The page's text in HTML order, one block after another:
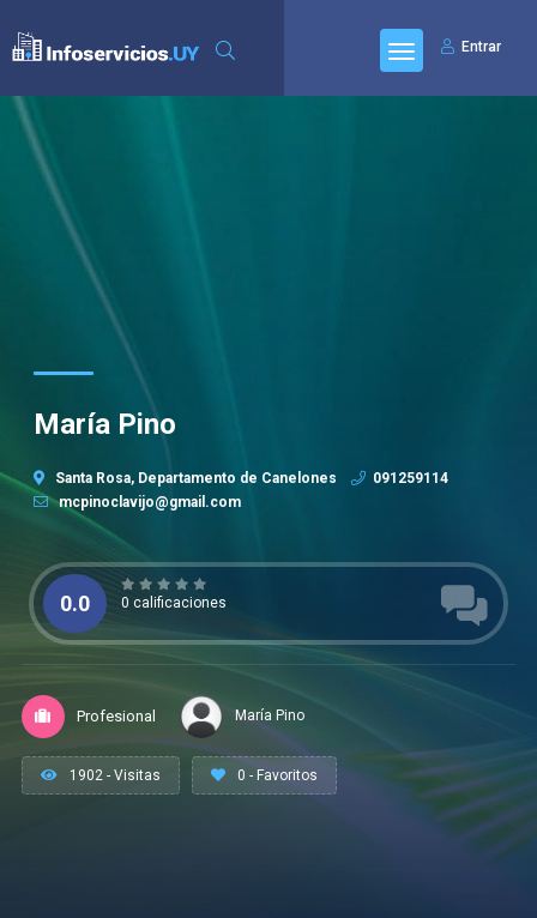
Entrar
María Pino
Santa Rosa, Departamento de Canelones
091259114
mcpinoclavijo@gmail.com
0.0 0 calificaciones
Profesional María Pino
1902 - Visitas 0 - Favoritos